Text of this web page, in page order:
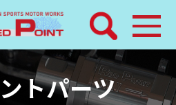
検索
トパーツ